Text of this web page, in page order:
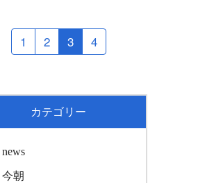
1 2 3 4
カテゴリー
news
今朝